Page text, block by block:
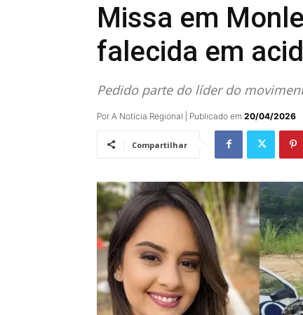
Missa em
falecida em
Pedido parte do líder do
Por A Notícia Regional | Publicado em 20/04/2026
Compartilhar